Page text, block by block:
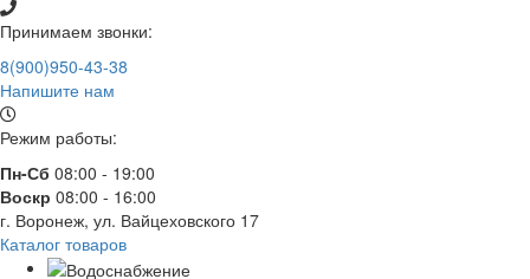
Принимаем звонки:
8(900)950-43-38
Напишите нам
Режим работы:
Пн-Сб 08:00 - 19:00
Воскр 08:00 - 16:00
г. Воронеж, ул. Вайцеховского 17
Каталог товаров